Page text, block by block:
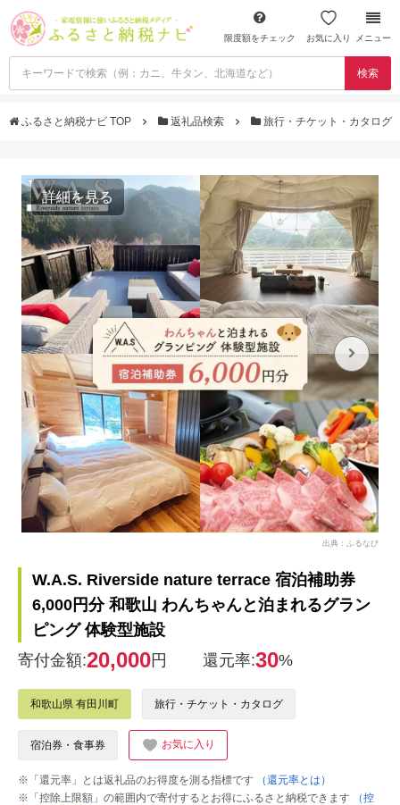
限度額をチェック お気に入り メニュー
検索
ふるさと納税ナビ TOP 返礼品検索 旅行・チケット・カタログ
詳細を見る
出典：ふるなび
W.A.S. Riverside nature terrace 宿泊補助券
6,000円分 和歌山 わんちゃんと泊まれるグラン
ピング 体験型施設
寄付金額:20,000円 還元率:30%
和歌山県 有田川町 旅行・チケット・カタログ
宿泊券・食事券 お気に入り
※「還元率」とは返礼品のお得度を測る指標です
（還元率とは）
※「控除上限額」の範囲内で寄付するとお得にふるさと納税できます
（控